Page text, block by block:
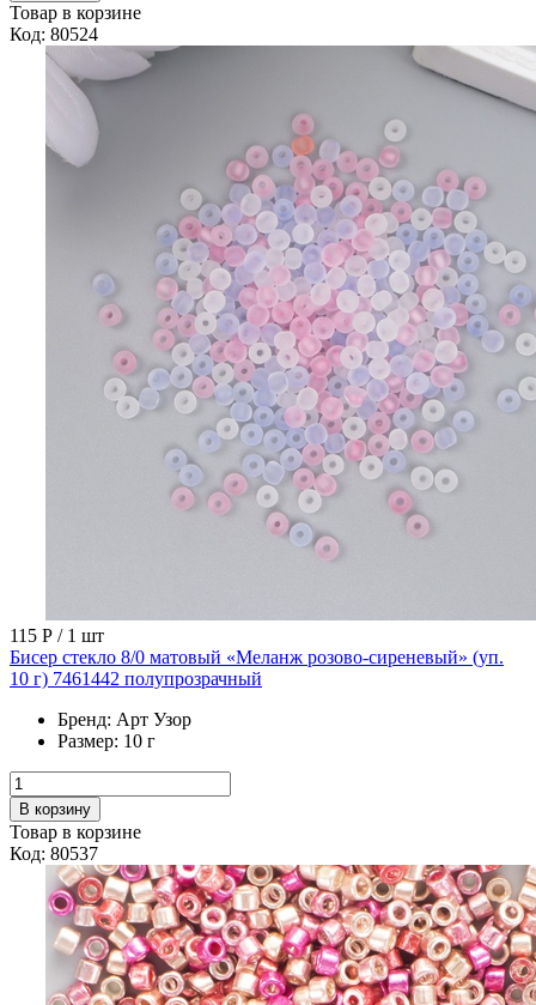
Товар в корзине
Код: 80524
115 Р / 1 шт
Бисер стекло 8/0 матовый «Меланж розово-сиреневый» (уп.
10 г) 7461442 полупрозрачный
Бренд: Арт Узор
Размер: 10 г
В корзину
Товар в корзине
Код: 80537